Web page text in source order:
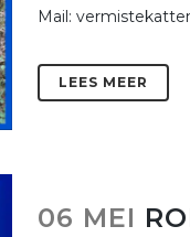
Mail:
LEES MEER
06 MEI